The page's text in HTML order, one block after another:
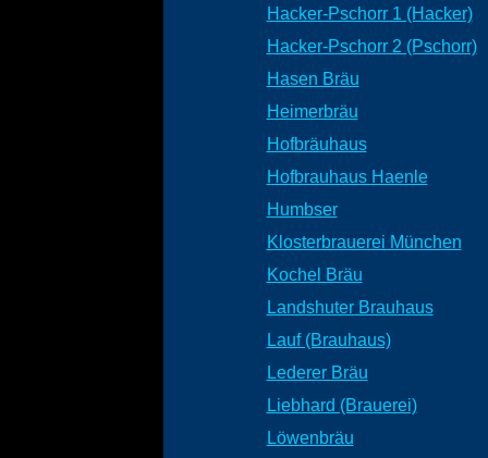
Hacker-Pschorr 1 (Hacker)
Hacker-Pschorr 2 (Pschorr)
Hasen Bräu
Heimerbräu
Hofbräuhaus
Hofbrauhaus Haenle
Humbser
Klosterbrauerei München
Kochel Bräu
Landshuter Brauhaus
Lauf (Brauhaus)
Lederer Bräu
Liebhard (Brauerei)
Löwenbräu